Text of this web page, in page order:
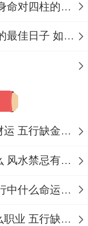
八字中的胎命身是什么,胎身命对四柱的影响
2024年农历12月宝宝出生的最佳日子 如何挑选适合的吉日
五行缺金的人是不是没有财运 五行缺金的人命运好不好
五行缺火的人需要注意什么 风水禁忌有哪些
五行属什么的命运最好 五行中什么命运势旺盛
五行缺火的人适合从事什么职业 五行缺火的人适合从事的职业有哪些